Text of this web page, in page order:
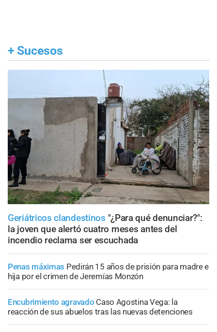
+ Sucesos
Geriátricos clandestinos "¿Para qué denunciar?":
la joven que alertó cuatro meses antes del
incendio reclama ser escuchada
Penas máximas Pedirán 15 años de prisión para madre e
hija por el crimen de Jeremías Monzón
Encubrimiento agravado Caso Agostina Vega: la
reacción de sus abuelos tras las nuevas detenciones